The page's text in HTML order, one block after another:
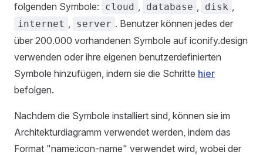
folgenden Symbole:
cloud , database , disk ,
internet , server . Benutzer können jedes der
über 200.000 vorhandenen Symbole auf iconify.design
verwenden oder ihre eigenen benutzerdefinierten
Symbole hinzufügen, indem sie die Schritte hier
befolgen.
Nachdem die Symbole installiert sind, können sie im
Architekturdiagramm verwendet werden, indem das
Format "name:icon-name" verwendet wird, wobei der